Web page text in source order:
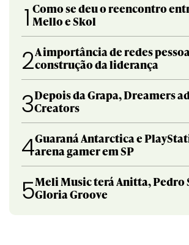
1 Como se deu o reencontro
Mello e Skol
2A importância de redes
construção da liderança
3Depois da Grapa, Dreamers
Creators
4Guaraná Antarctica e
arena gamer em SP
5Meli Music terá Anitta, Pedro
Gloria Groove